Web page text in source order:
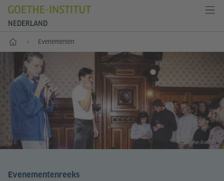
NEDERLAND
Goethe-Institut Niederlande
Evenementen
Evenementenreeks
©Goethe-Institut